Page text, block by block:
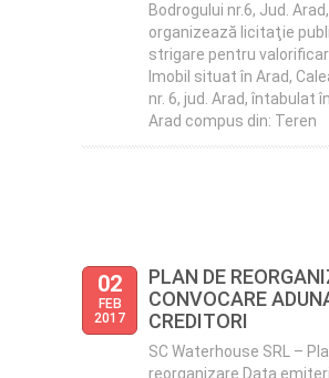
Bodrogului nr.6, Jud. Arad,
organizează licitaţie
strigare pentru
Imobil situat în Arad,
nr. 6, jud. Arad, întabulat
Arad compus din: Teren
02
FEB
2017
PLAN DE
CONVOCARE
CREDITORI
SC Waterhouse SRL –
reorganizare Data